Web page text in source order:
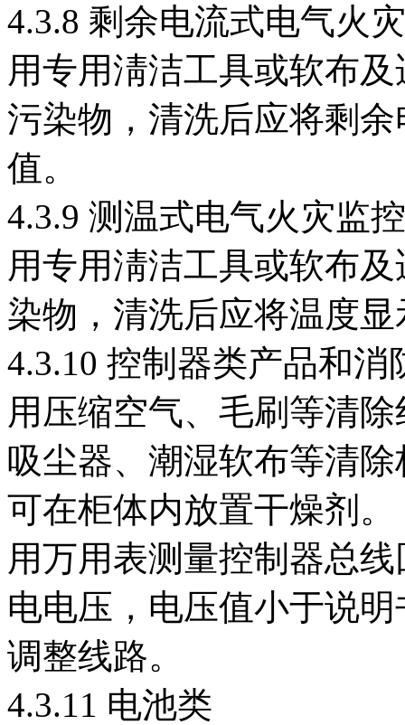
4.3.8 剩余电流式电气火
用专用淸洁工具或软布
污染物，清洗后应将剩
值。
4.3.9 测温式电气火灾监
用专用淸洁工具或软布
染物，清洗后应将温度
4.3.10 控制器类产品和消
用压缩空气、毛刷等清
吸尘器、潮湿软布等清
可在柜体内放置干燥剂。
用万用表测量控制器总
电电压，电压值小于说
调整线路。
4.3.11 电池类